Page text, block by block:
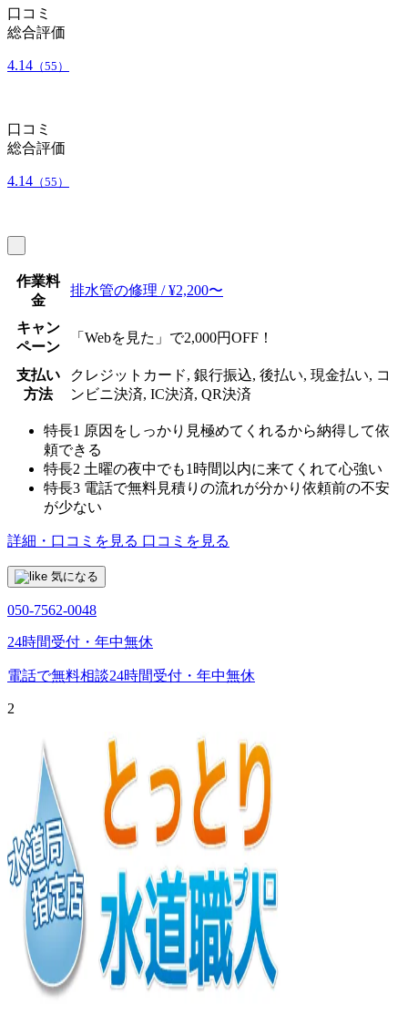
口コミ
総合評価
4.14 （55）
口コミ
総合評価
4.14 （55）
作業料
金
排水管の修理 / ¥2,200〜
キャン
ペーン
「Webを見た」で2,000円OFF！
支払い
方法
クレジットカード, 銀行振込, 後払い, 現金払い, コ
ンビニ決済, IC決済, QR決済
特長1 原因をしっかり見極めてくれるから納得して依
頼できる
特長2 土曜の夜中でも1時間以内に来てくれて心強い
特長3 電話で無料見積りの流れが分かり依頼前の不安
が少ない
詳細・口コミを見る 口コミを見る
気になる
050-7562-0048
24時間受付・年中無休
電話で無料相談24時間受付・年中無休
2